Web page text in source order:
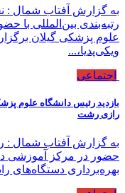
به گزارش آفتاب شمال :
رتبه‌بندی بین‌المللی با
علوم پزشکی گیلان
ویکی‌پدیا،...
اجتماعی
بازدید رئیس دانشگاه علوم
رازی رشت
به گزارش آفتاب شمال :
حضور در مرکز آموزشی
بهره‌برداری دستگاه‌های